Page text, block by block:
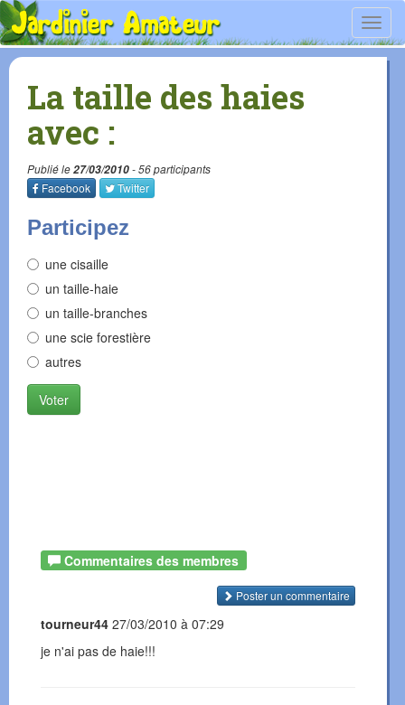
La taille des haies
avec :
Publié le27/03/2010- 56 participants
Facebook Twitter
Participez
une cisaille
un taille-haie
un taille-branches
une scie forestière
autres
Voter
Commentaires des membres
Poster un commentaire
tourneur44 27/03/2010 à 07:29
je n'ai pas de haie!!!